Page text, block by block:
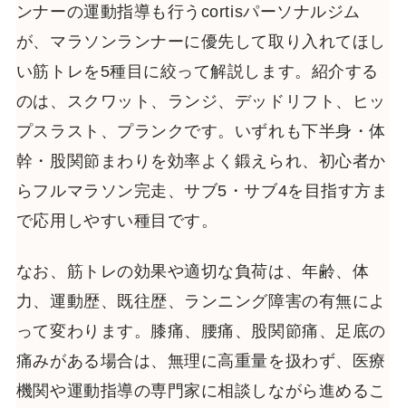
ンナーの運動指導も行うcortisパーソナルジム
が、マラソンランナーに優先して取り入れてほし
い筋トレを5種目に絞って解説します。紹介する
のは、スクワット、ランジ、デッドリフト、ヒッ
プスラスト、プランクです。いずれも下半身・体
幹・股関節まわりを効率よく鍛えられ、初心者か
らフルマラソン完走、サブ5・サブ4を目指す方ま
で応用しやすい種目です。
なお、筋トレの効果や適切な負荷は、年齢、体
力、運動歴、既往歴、ランニング障害の有無によ
って変わります。膝痛、腰痛、股関節痛、足底の
痛みがある場合は、無理に高重量を扱わず、医療
機関や運動指導の専門家に相談しながら進めるこ